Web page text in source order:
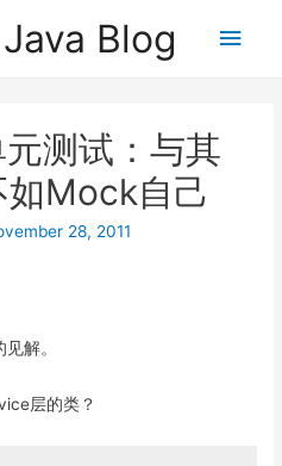
Blog
Main
测试：与其
Mock自己
28, 2011
解。
层的类？